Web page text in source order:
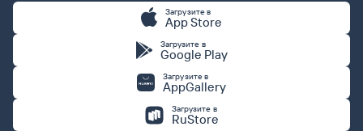
Загрузите в
App Store
Загрузите в
Google Play
Загрузите в
AppGallery
Загрузите в
RuStore